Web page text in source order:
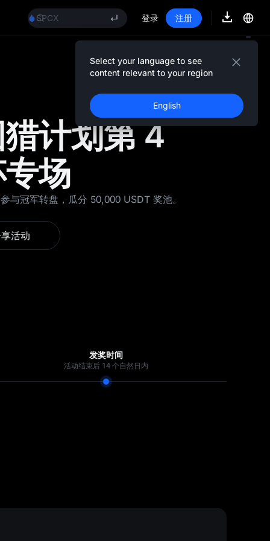
SPCX
CASHCAT
宇树科技合约已上线
HFT
UNITREE
宇树科技合约已上线
登录 注册
Select your language to see
content relevant to your region
English
活动信息
计划第 4
场
与冠军转盘，瓜分 50,000 USDT 奖池。
活动
发奖时间
活动结束后 14 个自然日内